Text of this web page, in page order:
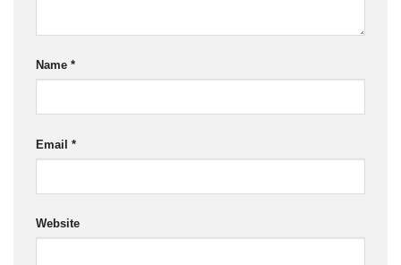
Name *
Email *
Website